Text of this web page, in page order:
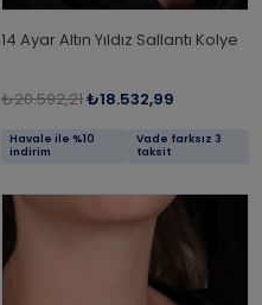
14 Ayar Altın Yıldız Sallantı Kolye
₺20.592,21₺18.532,99
Havale ile %10
indirim
Vade farksız 3
taksit